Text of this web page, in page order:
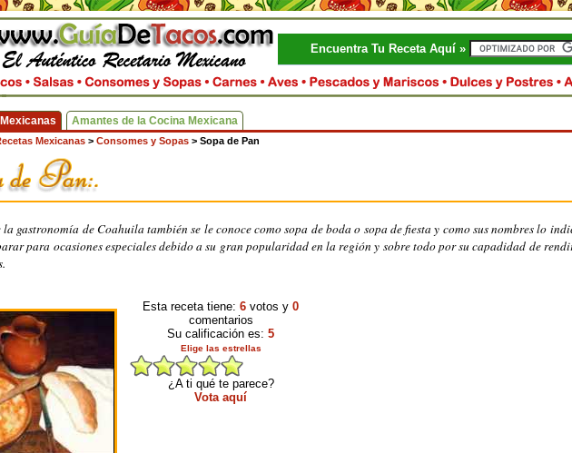
Encuentra Tu Receta Aquí »
Amantes de la Cocina Mexicana
Mexicanas > Consomes y Sopas > Sopa de Pan
gastronomía de Coahuila también se le conoce como sopa de boda o sopa de fiesta y como sus nombres lo
para ocasiones especiales debido a su gran popularidad en la región y sobre todo por su capadidad de
Esta receta tiene: 6 votos y 0
comentarios
Su calificación es: 5
Elige las estrellas
¿A ti qué te parece?
Vota aquí